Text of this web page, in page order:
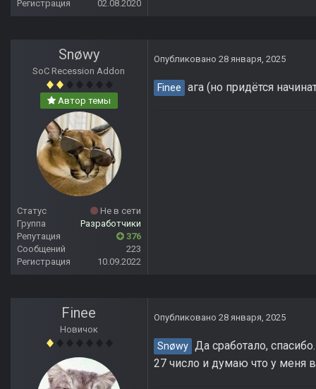
Регистрация 02.08.2020
Snøwy
SoC Recession Addon
Автор темы
Статус
Не в сети
Группа
Разработчики
Репутация
376
Сообщений
223
Регистрация
10.09.2022
Опубликовано 28 января, 2025
Finee ага (но придётся
Finee
Новичок
Опубликовано 28 января, 2025
Snøwy Да сработало,
27 число и думаю что у меня